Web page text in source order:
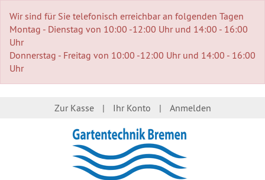
Wir sind für Sie telefonisch erreichbar an folgenden Tagen
Montag - Dienstag von 10:00 -12:00 Uhr und 14:00 - 16:00
Uhr
Donnerstag - Freitag von 10:00 -12:00 Uhr und 14:00 - 16:00
Uhr
Zur Kasse Ihr Konto Anmelden